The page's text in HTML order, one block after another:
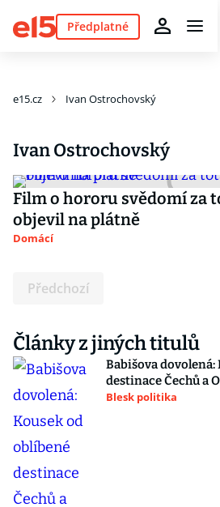
Předplatné
e15.cz Ivan Ostrochovský
Ivan Ostrochovský
Film o hororu svědomí za
objevil na plátně
Domácí
Předchozí
Články z jiných titulů
Babišova
destinace Čechů a
Blesk politika